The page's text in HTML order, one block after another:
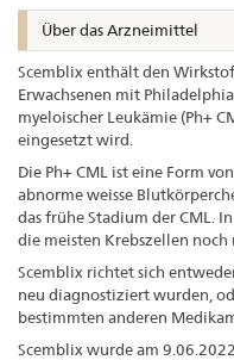
Über das Arzneimittel
Scemblix enthält den
Erwachsenen mit
myeloischer Leukämie (Ph+
eingesetzt wird.
Die Ph+ CML ist eine Form
abnorme weisse
das frühe Stadium der CML.
die meisten Krebszellen noch
Scemblix richtet sich
neu diagnostiziert wurden,
bestimmten anderen
Scemblix wurde am